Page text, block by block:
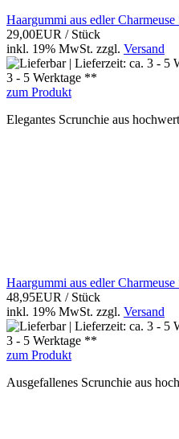
Haargummi aus edler
29,00EUR / Stück
inkl. 19% MwSt. zzgl. Versand
3 - 5 Werktage **
zum Produkt
Elegantes Scrunchie aus
Haargummi aus edler Charmeuse
48,95EUR / Stück
inkl. 19% MwSt. zzgl. Versand
3 - 5 Werktage **
zum Produkt
Ausgefallenes Scrunchie aus